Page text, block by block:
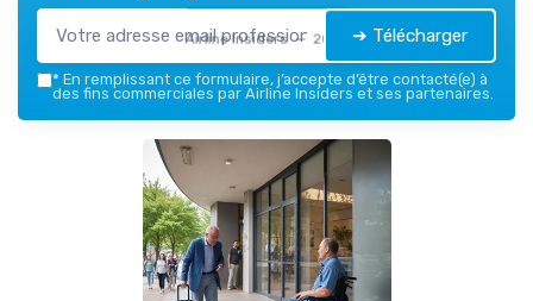
Airline Insiders — 2026 ➔ Télécharger
* En remplissant ce formulaire, j’accepte d’être contacté(e) à
des fins commerciales par Airline Insiders et ses partenaires.